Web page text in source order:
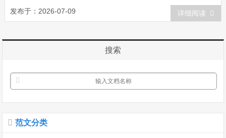
小伙伴哦！员工转正表个人总结一 上
班的这些日子以来，让我收获了在课本上
能，更多的是人与人之间的相处，他们给
了我不少的...
发布于：2026-07-09 详细阅读
搜索
范文分类